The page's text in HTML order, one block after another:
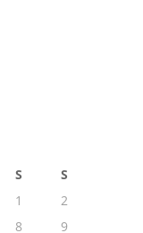
S
S
1
2
8
9